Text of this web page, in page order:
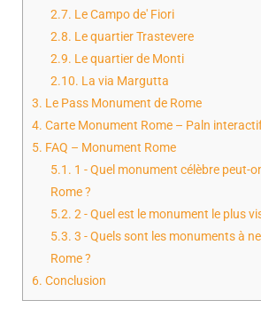
2.7. Le Campo de' Fiori
2.8. Le quartier Trastevere
2.9. Le quartier de Monti
2.10. La via Margutta
3. Le Pass Monument de Rome
4. Carte Monument Rome – Paln
5. FAQ – Monument Rome
5.1. 1 - Quel monument célèbre peut-
Rome ?
5.2. 2 - Quel est le monument le plus
5.3. 3 - Quels sont les monuments à
Rome ?
6. Conclusion